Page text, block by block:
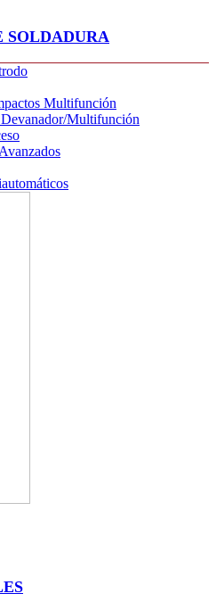
SOLDADURA
Multifunción
Multifunción